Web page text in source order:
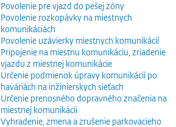
Povolenie pre vjazd do pešej zóny
Povolenie rozkopávky na miestnych
komunikáciách
Povolenie uzávierky miestnych komunikácií
Pripojenie na miestnu komunikáciu, zriadenie
vjazdu z miestnej komunikácie
Určenie podmienok úpravy komunikácií po
haváriách na inžinierskych sieťach
Určenie prenosného dopravného značenia na
miestnej komunikácii
Vyhradenie, zmena a zrušenie parkovacieho